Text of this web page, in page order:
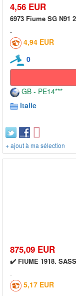
4,56 EUR
6973 Fiume SG N91
4,94 EUR
0
GB - PE14***
Italie
+ ajout à ma sélection
875,09 EUR
✔️ FIUME 1918.
5,17 EUR